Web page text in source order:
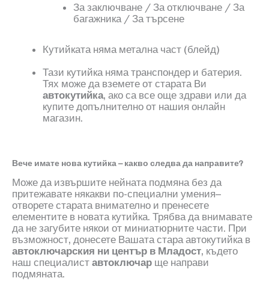
За заключване / За отключване / За
багажника / За търсене
Кутийката няма метална част (блейд)
Тази кутийка няма транспондер и батерия.
Тях може да вземете от старата Ви
автокутийка, ако са все още здрави или да
купите допълнително от нашия онлайн
магазин.
Вече имате нова кутийка – какво следва да направите?
Може да извършите нейната подмяна без да
притежавате някакви по-специални умения–
отворете старата внимателно и пренесете
елементите в новата кутийка. Трябва да внимавате
да не загубите някои от миниатюрните части. При
възможност, донесете Вашата стара автокутийка в
автоключарския ни център в Младост, където
наш специалист автоключар ще направи
подмяната.